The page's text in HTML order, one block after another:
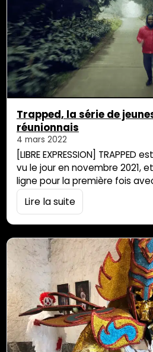
Trapped, la série de
réunionnais
4 mars 2022
[LIBRE EXPRESSION]
vu le jour en novembre 2021,
ligne pour la première fois
épisode en février 2022. L’idée
deux collaborateurs Vinns et
Vidot…
Lire la suite